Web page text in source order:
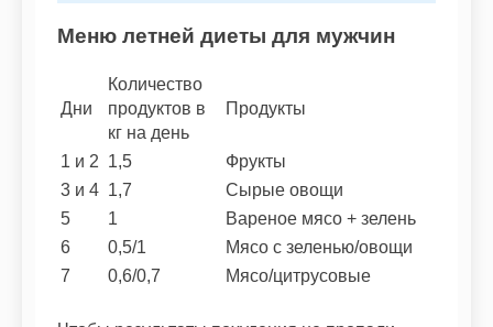
Меню летней диеты для мужчин
Дни
Количество
продуктов в
кг на день
Продукты
1 и 2 1,5
Фрукты
3 и 4 1,7
Сырые овощи
5
1
Вареное мясо + зелень
6
0,5/1
Мясо с зеленью/овощи
7
0,6/0,7 Мясо/цитрусовые